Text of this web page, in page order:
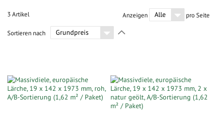
3 Artikel Anzeigen pro Seite
Sortieren nach